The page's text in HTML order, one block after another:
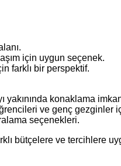
için uygun seçenek.
farklı bir perspektif.
konaklama
ve genç gezginler
seçenekleri.
bütçelere ve tercihlere